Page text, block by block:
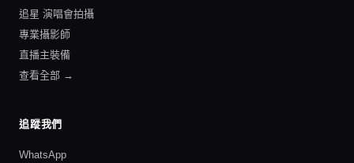
追星 演唱會拍攝
專業攝影師
直播主裝備
查看全部 →
追蹤我們
WhatsApp